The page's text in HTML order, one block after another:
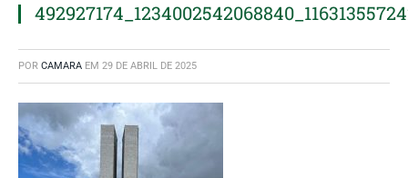
POR CAMARA EM 29 DE ABRIL DE 2025